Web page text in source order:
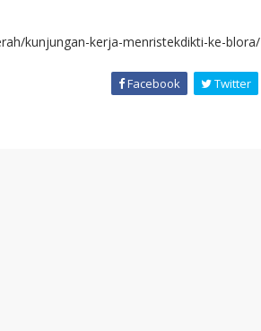
kunjungan-kerja-menristekdikti-ke-blora/
Facebook Twitter